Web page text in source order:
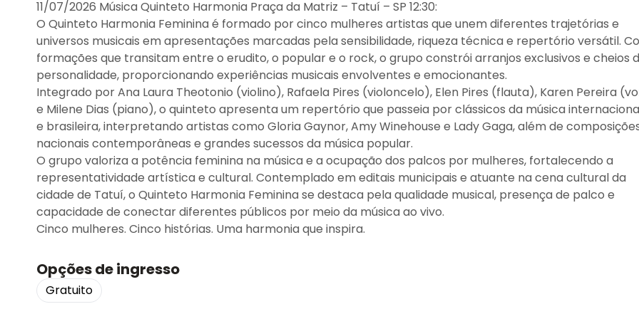
11/07/2026 Música Quinteto Harmonia Praça da Matriz – Tatuí – SP 12:30:
O Quinteto Harmonia Feminina é formado por cinco mulheres artistas que unem diferentes trajetórias e
universos musicais em apresentações marcadas pela sensibilidade, riqueza técnica e repertório versátil.
formações que transitam entre o erudito, o popular e o rock, o grupo constrói arranjos exclusivos e cheios
personalidade, proporcionando experiências musicais envolventes e emocionantes.
Integrado por Ana Laura Theotonio (violino), Rafaela Pires (violoncelo), Elen Pires (flauta), Karen Pereira
e Milene Dias (piano), o quinteto apresenta um repertório que passeia por clássicos da música
e brasileira, interpretando artistas como Gloria Gaynor, Amy Winehouse e Lady Gaga, além de
nacionais contemporâneas e grandes sucessos da música popular.
O grupo valoriza a potência feminina na música e a ocupação dos palcos por mulheres, fortalecendo a
representatividade artística e cultural. Contemplado em editais municipais e atuante na cena cultural da
cidade de Tatuí, o Quinteto Harmonia Feminina se destaca pela qualidade musical, presença de palco e
capacidade de conectar diferentes públicos por meio da música ao vivo.
Cinco mulheres. Cinco histórias. Uma harmonia que inspira.
Opções de ingresso
Gratuito